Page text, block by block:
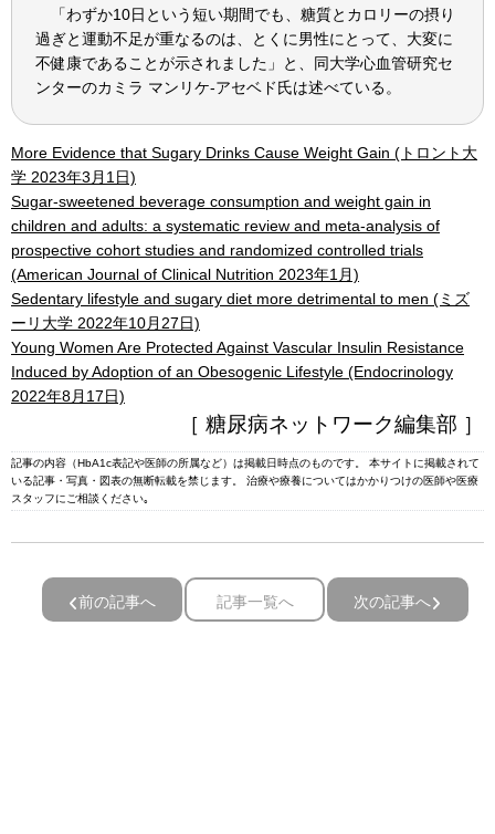
「わずか10日という短い期間でも、糖質とカロリーの摂り
過ぎと運動不足が重なるのは、とくに男性にとって、大変に
不健康であることが示されました」と、同大学心血管研究セ
ンターのカミラ マンリケ-アセベド氏は述べている。
More Evidence that Sugary Drinks Cause Weight Gain (トロント大
学 2023年3月1日)
Sugar-sweetened beverage consumption and weight gain in
children and adults: a systematic review and meta-analysis of
prospective cohort studies and randomized controlled trials
(American Journal of Clinical Nutrition 2023年1月)
Sedentary lifestyle and sugary diet more detrimental to men (ミズ
ーリ大学 2022年10月27日)
Young Women Are Protected Against Vascular Insulin Resistance
Induced by Adoption of an Obesogenic Lifestyle (Endocrinology
2022年8月17日)
［ 糖尿病ネットワーク編集部 ］
記事の内容（HbA1c表記や医師の所属など）は掲載日時点のものです。 本サイトに掲載されて
いる記事・写真・図表の無断転載を禁じます。 治療や療養についてはかかりつけの医師や医療
スタッフにご相談ください｡
前の記事へ 記事一覧へ 次の記事へ